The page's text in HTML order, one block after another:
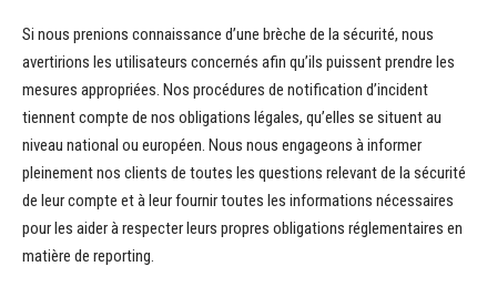
Si nous prenions connaissance d’une brèche de la sécurité, nous
avertirions les utilisateurs concernés afin qu’ils puissent prendre les
mesures appropriées. Nos procédures de notification d’incident
tiennent compte de nos obligations légales, qu’elles se situent au
niveau national ou européen. Nous nous engageons à informer
pleinement nos clients de toutes les questions relevant de la sécurité
de leur compte et à leur fournir toutes les informations nécessaires
pour les aider à respecter leurs propres obligations réglementaires en
matière de reporting.